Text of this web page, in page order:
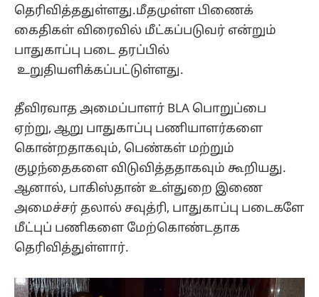
தெரிவித்ததுள்ளது.மீதமுள்ள பிணைக்
கைதிகள் விரைவில் மீட்கப்படுவர் என்றும்
பாதுகாப்பு படை தரப்பில்
உறுதியளிக்கப்பட்டுள்ளது.
தீவிரவாத அமைப்பாளர் BLA பொறுப்பை
ஏற்று, ஆறு பாதுகாப்பு பணியாளர்களை
கொன்றதாகவும், பெண்கள் மற்றும்
குழந்தைகளை விடுவித்ததாகவும் கூறியது.
ஆனால், பாகிஸ்தான் உள்துறை இணை
அமைச்சர் தலால் சவுத்ரி, பாதுகாப்பு படைகளே
மீட்புப் பணிகளை மேற்கொண்டதாக
தெரிவித்துள்ளார்.